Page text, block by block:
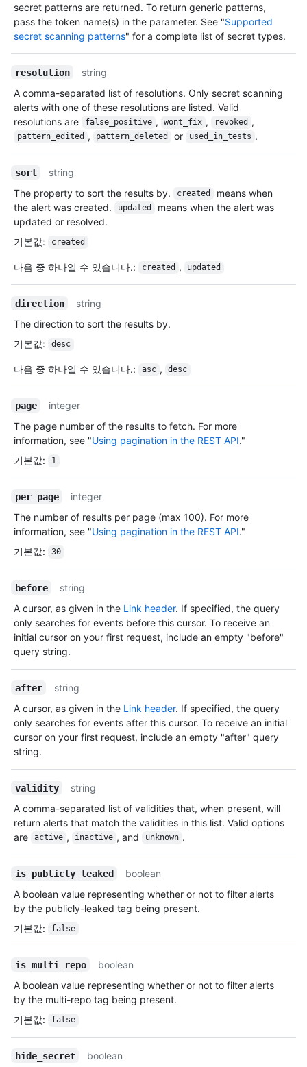
secret patterns are returned. To return generic patterns,
pass the token name(s) in the parameter. See "Supported
secret scanning patterns" for a complete list of secret types.
resolution
string
A comma-separated list of resolutions. Only secret scanning
alerts with one of these resolutions are listed. Valid
resolutions are
false_positive , wont_fix , revoked ,
pattern_edited , pattern_deleted or used_in_tests .
sort
string
The property to sort the results by.
created
means when
the alert was created.
updated
means when the alert was
updated or resolved.
기본값: created
다음 중 하나일 수 있습니다.: created , updated
direction
string
The direction to sort the results by.
기본값: desc
다음 중 하나일 수 있습니다.: asc , desc
page
integer
The page number of the results to fetch. For more
information, see "Using pagination in the REST API."
기본값: 1
per_page
integer
The number of results per page (max 100). For more
information, see "Using pagination in the REST API."
기본값: 30
before
string
A cursor, as given in the Link header. If specified, the query
only searches for events before this cursor. To receive an
initial cursor on your first request, include an empty "before"
query string.
after
string
A cursor, as given in the Link header. If specified, the query
only searches for events after this cursor. To receive an initial
cursor on your first request, include an empty "after" query
string.
validity
string
A comma-separated list of validities that, when present, will
return alerts that match the validities in this list. Valid options
are
active , inactive , and unknown .
is_publicly_leaked
boolean
A boolean value representing whether or not to filter alerts
by the publicly-leaked tag being present.
기본값: false
is_multi_repo
boolean
A boolean value representing whether or not to filter alerts
by the multi-repo tag being present.
기본값: false
hide_secret boolean